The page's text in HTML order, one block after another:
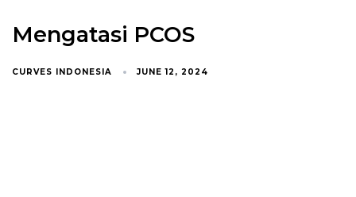
Mengatasi PCOS
CURVES INDONESIA JUNE 12, 2024